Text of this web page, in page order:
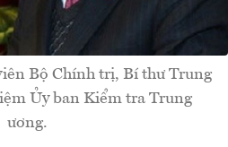
Bộ Chính trị, Bí thư Trung
Ủy ban Kiểm tra Trung
ương.